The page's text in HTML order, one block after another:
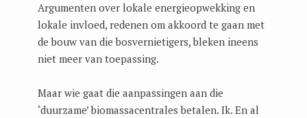
Argumenten over lokale energieopwekking en
lokale invloed, redenen om akkoord te gaan met
de bouw van die bosvernietigers, bleken ineens
niet meer van toepassing.
Maar wie gaat die aanpassingen aan die
‘duurzame’ biomassacentrales betalen. Ik. En al